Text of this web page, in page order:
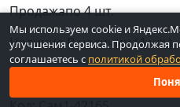
Продажапо 4 шт.
Наличие В наличии (4 шт.)
RENAULT
Мы используем cookie и
улучшения сервиса. Продолжая
соглашаетесь с политикой